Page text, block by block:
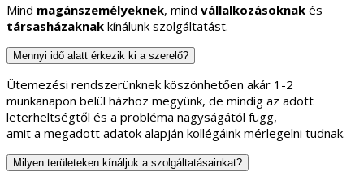
Mind magánszemélyeknek, mind vállalkozásoknak és
társasházaknak kínálunk szolgáltatást.
Mennyi idő alatt érkezik ki a szerelő?
Ütemezési rendszerünknek köszönhetően akár 1-2
munkanapon belül házhoz megyünk, de mindig az adott
leterheltségtől és a probléma nagyságától függ,
amit a megadott adatok alapján kollégáink mérlegelni tudnak.
Milyen területeken kínáljuk a szolgáltatásainkat?